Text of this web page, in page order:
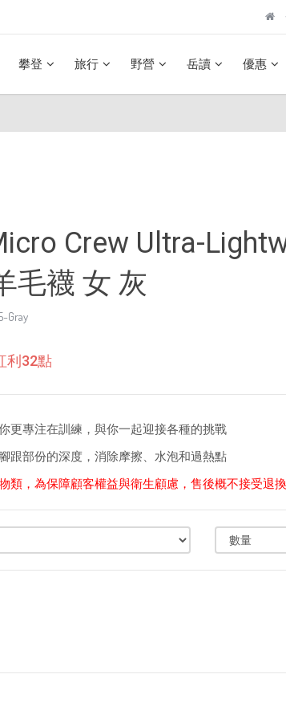
攀登 旅行 野營 岳讀 優惠
Crew Ultra-
毛襪 女 灰
Gray
利32點
更專注在訓練，與你一起迎接各種的挑戰
跟部份的深度，消除摩擦、水泡和過熱點
類，為保障顧客權益與衛生顧慮，售後概不接受退